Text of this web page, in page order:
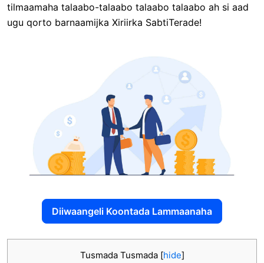
tilmaamaha talaabo-talaabo talaabo talaabo ah si aad
ugu qorto barnaamijka Xiriirka SabtiTerade!
Diiwaangeli Koontada Lammaanaha
Tusmada Tusmada [hide]